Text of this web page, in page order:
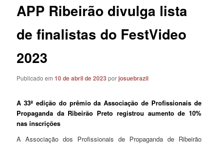
APP Ribeirão divulga lista
de finalistas do FestVideo
2023
Publicado em10 de abril de 2023 porjosuebrazil
A 33ª edição do prêmio da Associação de Profissionais de
Propaganda da Ribeirão Preto registrou aumento de 10%
nas inscrições
A Associação dos Profissionais de Propaganda de Ribeirão